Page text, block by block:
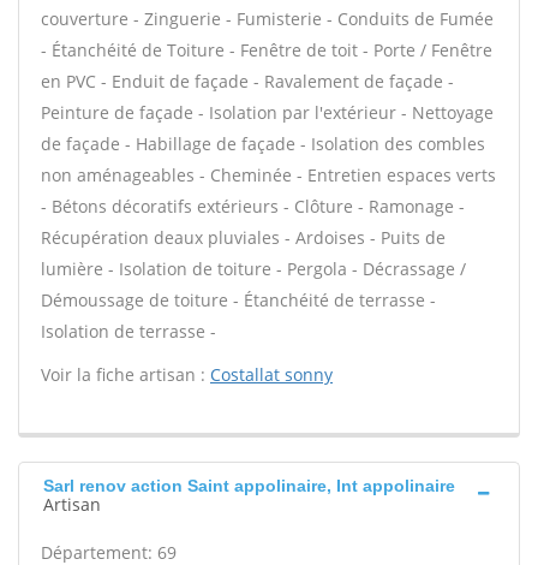
couverture - Zinguerie - Fumisterie - Conduits de Fumée
- Étanchéité de Toiture - Fenêtre de toit - Porte / Fenêtre
en PVC - Enduit de façade - Ravalement de façade -
Peinture de façade - Isolation par l'extérieur - Nettoyage
de façade - Habillage de façade - Isolation des combles
non aménageables - Cheminée - Entretien espaces verts
- Bétons décoratifs extérieurs - Clôture - Ramonage -
Récupération deaux pluviales - Ardoises - Puits de
lumière - Isolation de toiture - Pergola - Décrassage /
Démoussage de toiture - Étanchéité de terrasse -
Isolation de terrasse -
Voir la fiche artisan : Costallat sonny
Sarl renov action Saint appolinaire, Int appolinaire
Artisan
Département: 69